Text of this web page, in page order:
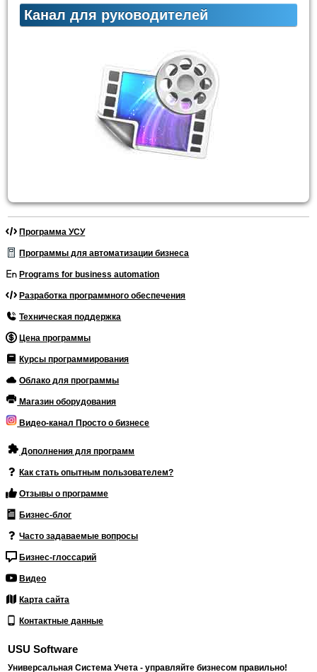
Канал для руководителей
Программа УСУ
Программы для автоматизации бизнеса
Programs for business automation
Разработка программного обеспечения
Техническая поддержка
Цена программы
Курсы программирования
Облако для программы
Магазин оборудования
Видео-канал Просто о бизнесе
Дополнения для программ
Как стать опытным пользователем?
Отзывы о программе
Бизнес-блог
Часто задаваемые вопросы
Бизнес-глоссарий
Видео
Карта сайта
Контактные данные
USU Software
Универсальная Система Учета - управляйте бизнесом правильно!